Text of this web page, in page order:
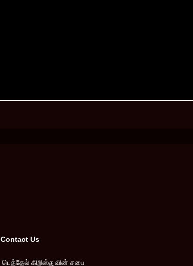
Contact Us
பெத்தேல் கிறிஸ்துவின் சபை